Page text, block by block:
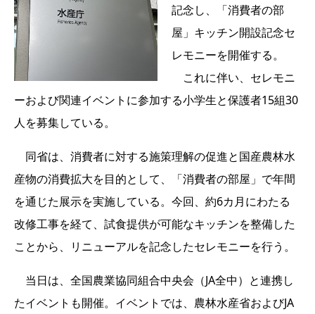
記念し、「消費者の部
屋」キッチン開設記念セ
レモニーを開催する。
これに伴い、セレモニ
ーおよび関連イベントに参加する小学生と保護者15組30
人を募集している。
同省は、消費者に対する施策理解の促進と国産農林水
産物の消費拡大を目的として、「消費者の部屋」で年間
を通じた展示を実施している。今回、約6カ月にわたる
改修工事を経て、試食提供が可能なキッチンを整備した
ことから、リニューアルを記念したセレモニーを行う。
当日は、全国農業協同組合中央会（JA全中）と連携し
たイベントも開催。イベントでは、農林水産省およびJA